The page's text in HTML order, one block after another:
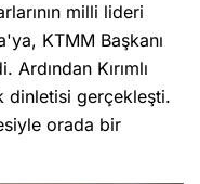
milli lideri
KTMM Başkanı
Kırımlı
dinletisi gerçekleşti.
orada bir